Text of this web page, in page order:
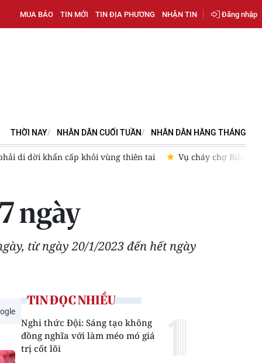
MUA BÁO TIN MỚI TIN ĐỊA PHƯƠNG NHẬN TIN Đăng nhập
THỜI NAY NHÂN DÂN CUỐI TUẦN NHÂN DÂN HẰNG THÁNG
Lãnh đạo thành phố Đồng Nai chỉ đạo tại hiện trường trong đêm
ngày
từ ngày 20/1/2023 đến hết ngày
TIN ĐỌC NHIỀU
Nghi thức Đội: Sáng tạo không
đồng nghĩa với làm méo mó giá
trị cốt lõi